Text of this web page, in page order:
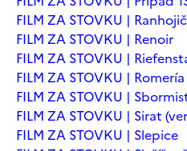
FILM ZA STOVKU |
FILM ZA STOVKU | Renoir
FILM ZA STOVKU |
FILM ZA STOVKU | Romería
FILM ZA STOVKU |
FILM ZA STOVKU | Sirat
FILM ZA STOVKU | Slepice